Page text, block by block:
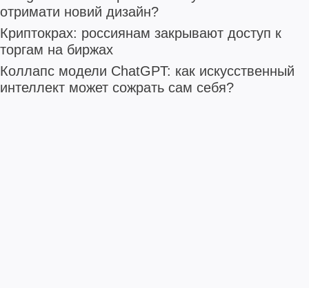
отримати новий дизайн?
Криптокрах: россиянам закрывают доступ к
торгам на биржах
Коллапс модели ChatGPT: как искусственный
интеллект может сожрать сам себя?